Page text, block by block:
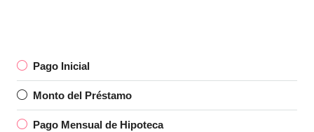
Pago Inicial
Monto del Préstamo
Pago Mensual de Hipoteca